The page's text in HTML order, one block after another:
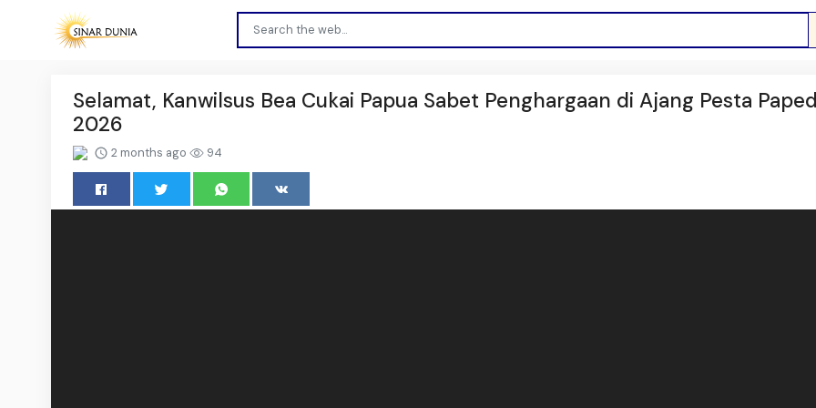
Selamat, Kanwilsus Bea Cukai Papua Sabet Penghargaan di Ajang Pesta
2026
2 months ago 94